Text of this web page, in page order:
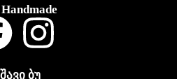
შავი ბუ